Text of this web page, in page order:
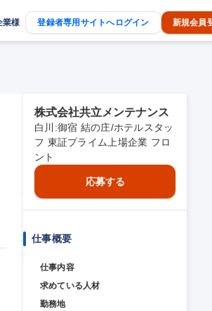
業様 登録者専用サイトへログイン 新規会員
株式会社共立メンテナンス
白川:御宿 結の庄/ホテルスタッ
フ 東証プライム上場企業 フロ
ント
応募する
仕事概要
仕事内容
求めている人材
勤務地